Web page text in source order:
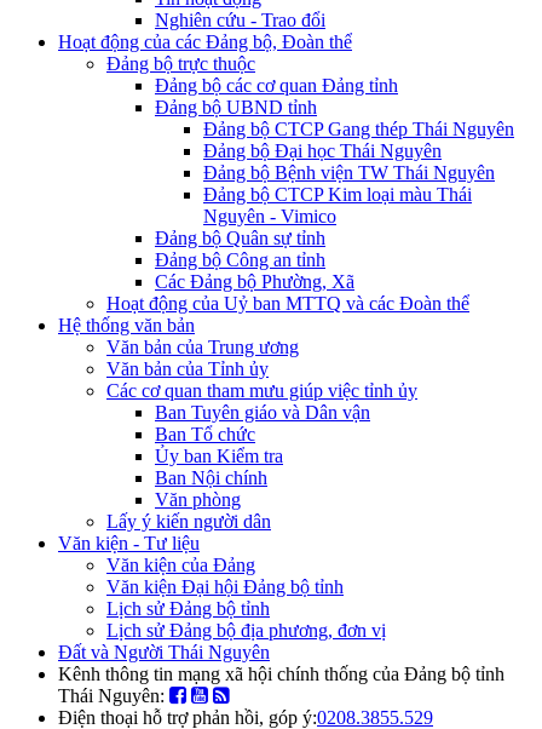
Nghiên cứu - Trao đổi
Hoạt động của các Đảng bộ, Đoàn thể
Đảng bộ trực thuộc
Đảng bộ các cơ quan Đảng tỉnh
Đảng bộ UBND tỉnh
Đảng bộ CTCP Gang thép Thái Nguyên
Đảng bộ Đại học Thái Nguyên
Đảng bộ Bệnh viện TW Thái Nguyên
Đảng bộ CTCP Kim loại màu Thái
Nguyên - Vimico
Đảng bộ Quân sự tỉnh
Đảng bộ Công an tỉnh
Các Đảng bộ Phường, Xã
Hoạt động của Uỷ ban MTTQ và các Đoàn thể
Hệ thống văn bản
Văn bản của Trung ương
Văn bản của Tỉnh ủy
Các cơ quan tham mưu giúp việc tỉnh ủy
Ban Tuyên giáo và Dân vận
Ban Tổ chức
Ủy ban Kiểm tra
Ban Nội chính
Văn phòng
Lấy ý kiến người dân
Văn kiện - Tư liệu
Văn kiện của Đảng
Văn kiện Đại hội Đảng bộ tỉnh
Lịch sử Đảng bộ tỉnh
Lịch sử Đảng bộ địa phương, đơn vị
Đất và Người Thái Nguyên
Kênh thông tin mạng xã hội chính thống của Đảng bộ tỉnh
Thái Nguyên:
Điện thoại hỗ trợ phản hồi, góp ý:0208.3855.529